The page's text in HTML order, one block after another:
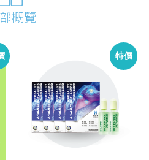
概覽
特價